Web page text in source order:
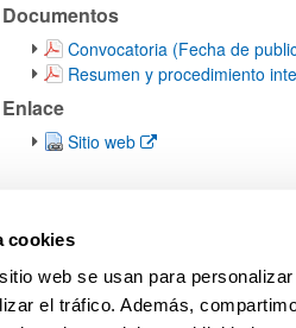
cookies
web se usan para
el tráfico. Además,
Convocatoria
Documentos
(Abre una nueva ventana)
Convocatoria (Fecha de
(Abre una nueva ventana)
Resumen y procedimiento
Enlace
(Abre una nueva ventana)
Sitio web